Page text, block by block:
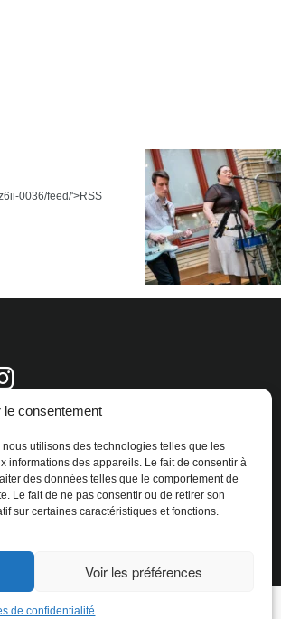
le consentement
utilisons des technologies telles que les
informations des appareils. Le fait de consentir à
des données telles que le comportement de
Le fait de ne pas consentir ou de retirer son
sur certaines caractéristiques et fonctions.
Voir les préférences
de confidentialité
0036/feed/'>RSS